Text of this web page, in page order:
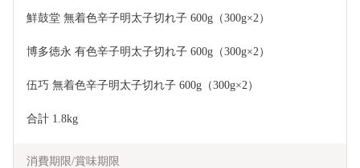
鮮鼓堂 無着色辛子明太子切れ子 600g（300g×2）
博多徳永 有色辛子明太子切れ子 600g（300g×2）
伍巧 無着色辛子明太子切れ子 600g（300g×2）
合計 1.8kg
消費期限/賞味期限